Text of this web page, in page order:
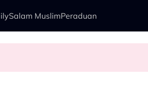
Salam MuslimPeraduan
Jadi Bahan Hinaan - “Saya Ambil Masa
Tiada, Pergi Nepal Naik Gunung 10 Hari…”